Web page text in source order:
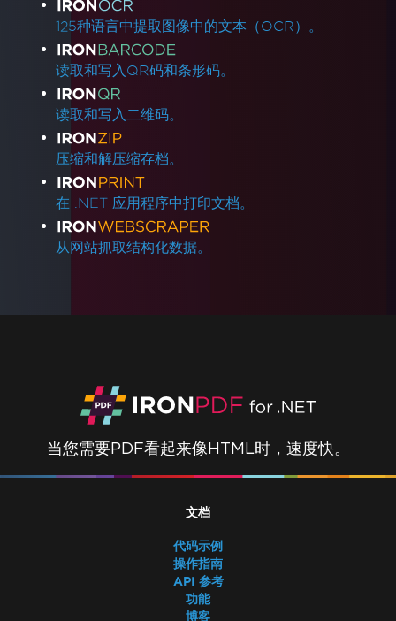
125种语言中提取图像中的文本（OCR）。
读取和写入QR码和条形码。
读取和写入二维码。
压缩和解压缩存档。
在 .NET 应用程序中打印文档。
从网站抓取结构化数据。
当您需要PDF看起来像HTML时，速度快。
文档
代码示例
操作指南
API 参考
功能
博客